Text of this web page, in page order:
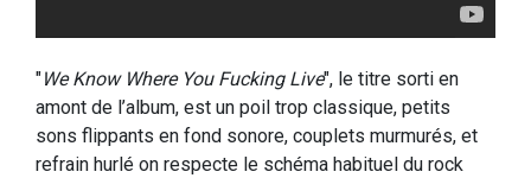
"We Know Where You Fucking Live", le titre sorti en
amont de l’album, est un poil trop classique, petits
sons flippants en fond sonore, couplets murmurés, et
refrain hurlé on respecte le schéma habituel du rock